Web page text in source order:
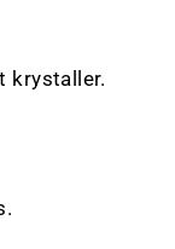
krystaller.